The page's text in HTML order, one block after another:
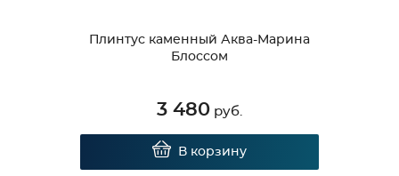
Плинтус каменный Аква-Марина
Блоссом
3 480 руб.
В корзину